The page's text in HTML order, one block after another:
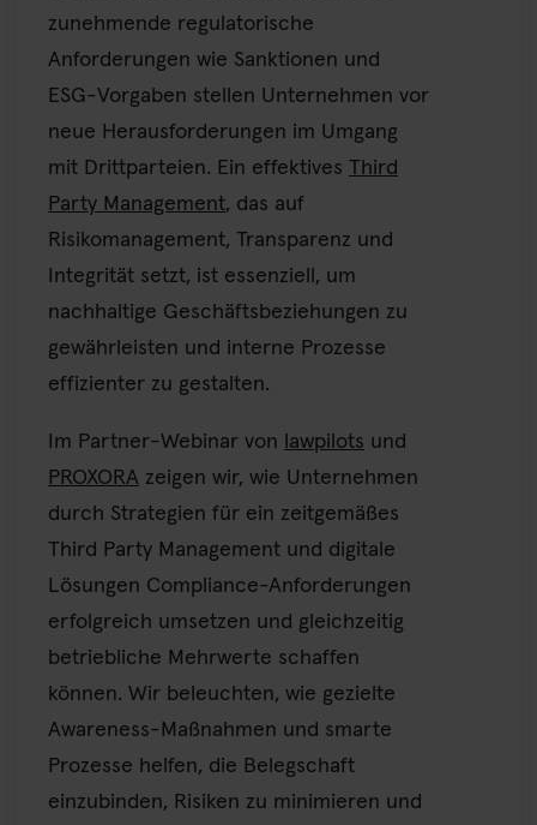
zunehmende regulatorische
Anforderungen wie Sanktionen und
ESG-Vorgaben stellen Unternehmen vor
neue Herausforderungen im Umgang
mit Drittparteien. Ein effektives Third
Party Management, das auf
Risikomanagement, Transparenz und
Integrität setzt, ist essenziell, um
nachhaltige Geschäftsbeziehungen zu
gewährleisten und interne Prozesse
effizienter zu gestalten.
Im Partner-Webinar von lawpilots und
PROXORA zeigen wir, wie Unternehmen
durch Strategien für ein zeitgemäßes
Third Party Management und digitale
Lösungen Compliance-Anforderungen
erfolgreich umsetzen und gleichzeitig
betriebliche Mehrwerte schaffen
können. Wir beleuchten, wie gezielte
Awareness-Maßnahmen und smarte
Prozesse helfen, die Belegschaft
einzubinden, Risiken zu minimieren und